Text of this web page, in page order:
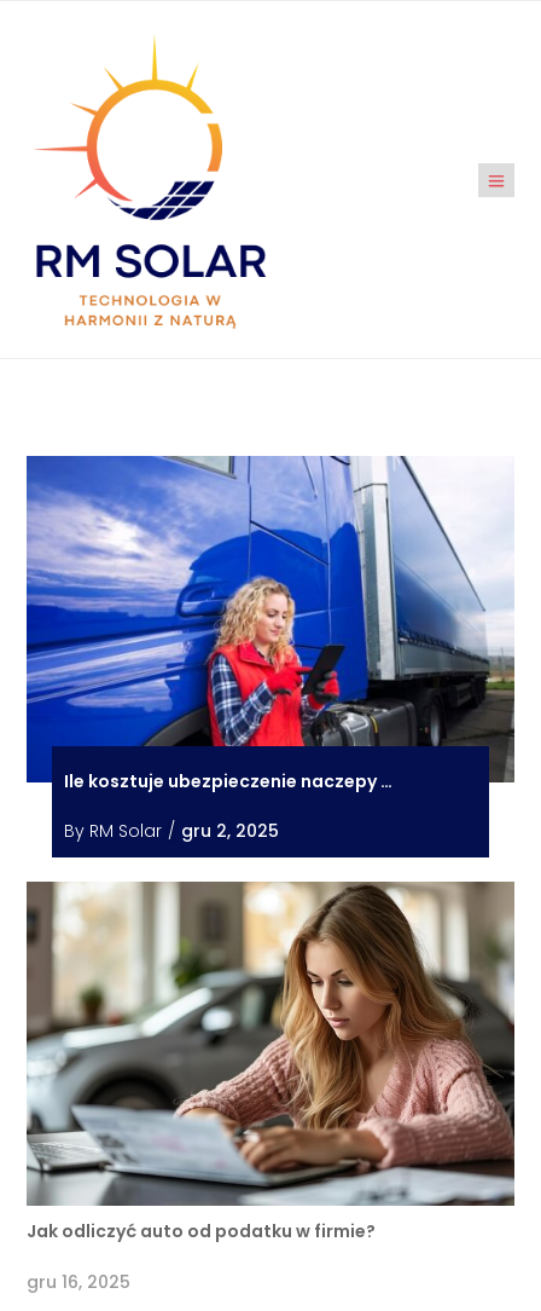
Ile kosztuje ubezpieczenie naczepy …
By RM Solar / gru 2, 2025
Jak odliczyć auto od podatku w firmie?
gru 16, 2025